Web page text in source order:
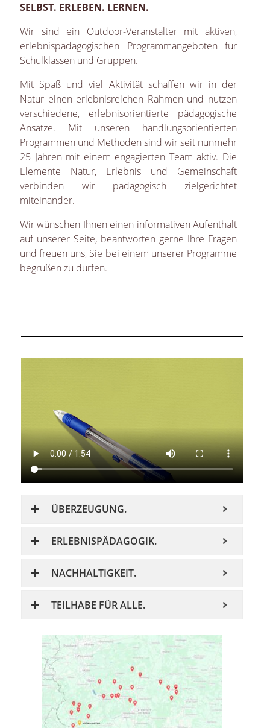
SELBST. ERLEBEN. LERNEN.
Wir sind ein Outdoor-Veranstalter mit aktiven,
erlebnispädagogischen Programmangeboten für
Schulklassen und Gruppen.
Mit Spaß und viel Aktivität schaffen wir in der
Natur einen erlebnisreichen Rahmen und nutzen
verschiedene, erlebnisorientierte pädagogische
Ansätze. Mit unseren handlungsorientierten
Programmen und Methoden sind wir seit nunmehr
25 Jahren mit einem engagierten Team aktiv. Die
Elemente Natur, Erlebnis und Gemeinschaft
verbinden wir pädagogisch zielgerichtet
miteinander.
Wir wünschen Ihnen einen informativen Aufenthalt
auf unserer Seite, beantworten gerne Ihre Fragen
und freuen uns, Sie bei einem unserer Programme
begrüßen zu dürfen.
ÜBERZEUGUNG.
ERLEBNISPÄDAGOGIK.
NACHHALTIGKEIT.
TEILHABE FÜR ALLE.